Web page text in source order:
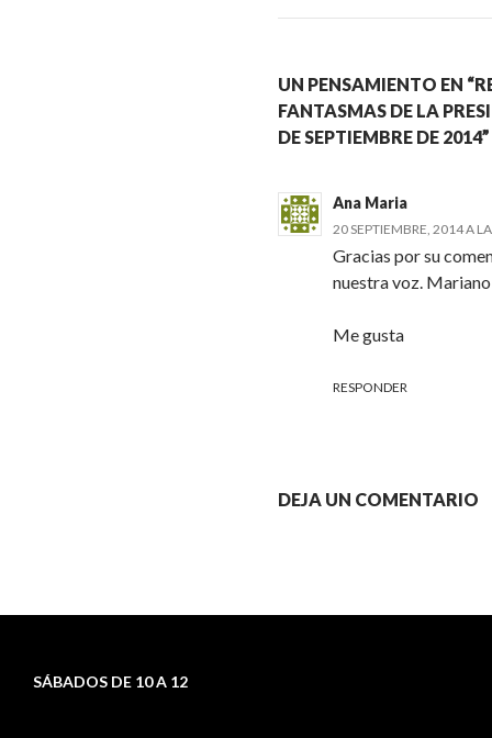
UN PENSAMIENTO EN
FANTASMAS DE LA
DE SEPTIEMBRE DE 2014”
Ana Maria
20 SEPTIEMBRE, 2014 A
Gracias por su
nuestra voz.
Me gusta
RESPONDER
DEJA UN COMENTARIO
SÁBADOS DE 10 A 12